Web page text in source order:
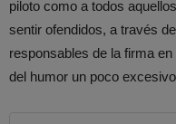
piloto como a todos
sentir ofendidos, a través
responsables de la firma
del humor un poco